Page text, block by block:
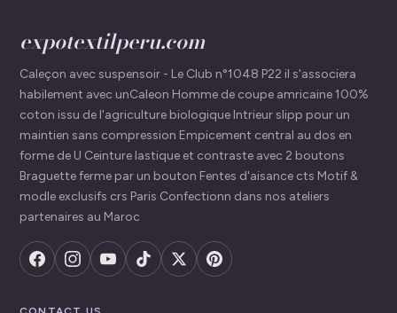
expotextilperu.com
Caleçon avec suspensoir - Le Club n°1048 P22 il s'associera
habilement avec unCaleon Homme de coupe amricaine 100%
coton issu de l'agriculture biologique Intrieur slipp pour un
maintien sans compression Empicement central au dos en
forme de U Ceinture lastique et contraste avec 2 boutons
Braguette ferme par un bouton Fentes d'aisance cts Motif &
modle exclusifs crs Paris Confectionn dans nos ateliers
partenaires au Maroc